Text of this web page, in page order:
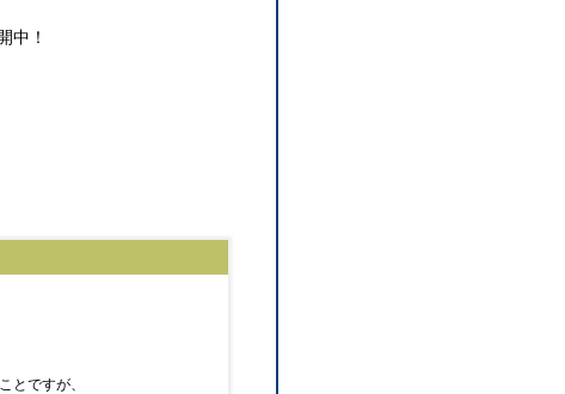
中！
とですが、